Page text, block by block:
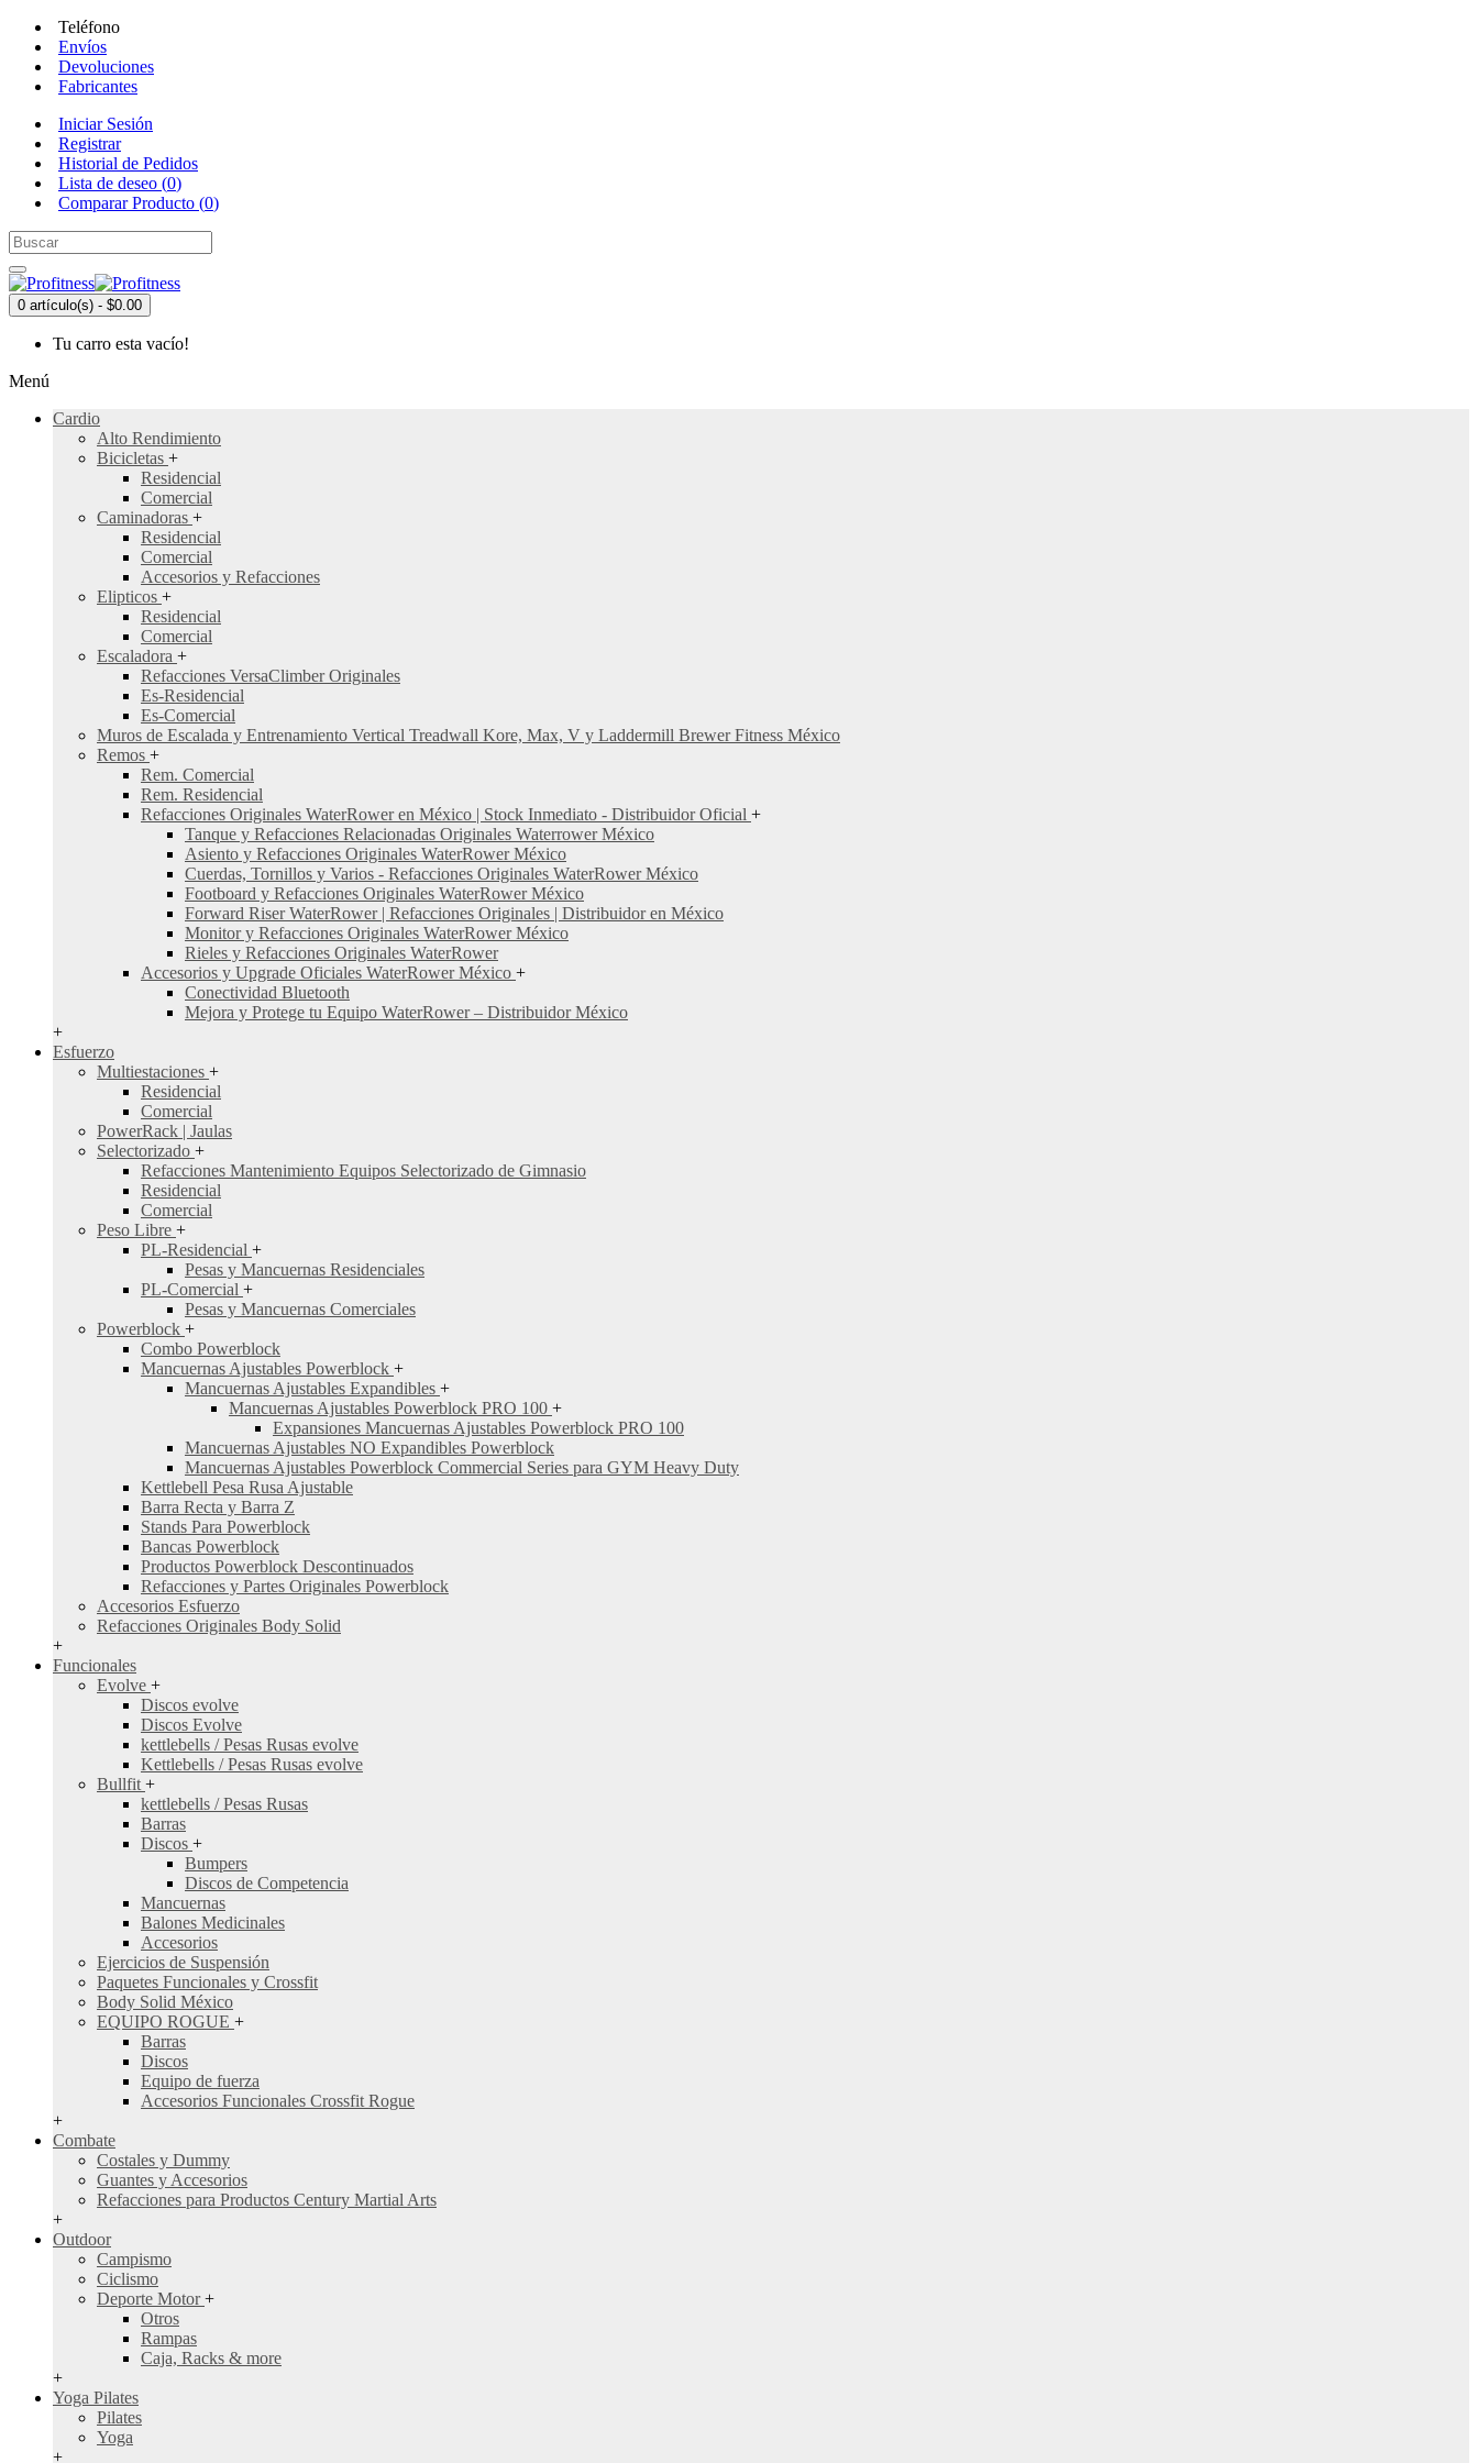
Teléfono
Envíos
Devoluciones
Fabricantes
Iniciar Sesión
Registrar
Historial de Pedidos
Lista de deseo (0)
Comparar Producto (0)
0 artículo(s) - $0.00
Tu carro esta vacío!
Menú
Cardio
Alto Rendimiento
Bicicletas +
Residencial
Comercial
Caminadoras +
Residencial
Comercial
Accesorios y Refacciones
Elipticos +
Residencial
Comercial
Escaladora +
Refacciones VersaClimber Originales
Es-Residencial
Es-Comercial
Muros de Escalada y Entrenamiento Vertical Treadwall Kore, Max, V y Laddermill Brewer Fitness México
Remos +
Rem. Comercial
Rem. Residencial
Refacciones Originales WaterRower en México | Stock Inmediato - Distribuidor Oficial +
Tanque y Refacciones Relacionadas Originales Waterrower México
Asiento y Refacciones Originales WaterRower México
Cuerdas, Tornillos y Varios - Refacciones Originales WaterRower México
Footboard y Refacciones Originales WaterRower México
Forward Riser WaterRower | Refacciones Originales | Distribuidor en México
Monitor y Refacciones Originales WaterRower México
Rieles y Refacciones Originales WaterRower
Accesorios y Upgrade Oficiales WaterRower México +
Conectividad Bluetooth
Mejora y Protege tu Equipo WaterRower – Distribuidor México
+
Esfuerzo
Multiestaciones +
Residencial
Comercial
PowerRack | Jaulas
Selectorizado +
Refacciones Mantenimiento Equipos Selectorizado de Gimnasio
Residencial
Comercial
Peso Libre +
PL-Residencial +
Pesas y Mancuernas Residenciales
PL-Comercial +
Pesas y Mancuernas Comerciales
Powerblock +
Combo Powerblock
Mancuernas Ajustables Powerblock +
Mancuernas Ajustables Expandibles +
Mancuernas Ajustables Powerblock PRO 100 +
Expansiones Mancuernas Ajustables Powerblock PRO 100
Mancuernas Ajustables NO Expandibles Powerblock
Mancuernas Ajustables Powerblock Commercial Series para GYM Heavy Duty
Kettlebell Pesa Rusa Ajustable
Barra Recta y Barra Z
Stands Para Powerblock
Bancas Powerblock
Productos Powerblock Descontinuados
Refacciones y Partes Originales Powerblock
Accesorios Esfuerzo
Refacciones Originales Body Solid
+
Funcionales
Evolve +
Discos evolve
Discos Evolve
kettlebells / Pesas Rusas evolve
Kettlebells / Pesas Rusas evolve
Bullfit +
kettlebells / Pesas Rusas
Barras
Discos +
Bumpers
Discos de Competencia
Mancuernas
Balones Medicinales
Accesorios
Ejercicios de Suspensión
Paquetes Funcionales y Crossfit
Body Solid México
EQUIPO ROGUE +
Barras
Discos
Equipo de fuerza
Accesorios Funcionales Crossfit Rogue
+
Combate
Costales y Dummy
Guantes y Accesorios
Refacciones para Productos Century Martial Arts
+
Outdoor
Campismo
Ciclismo
Deporte Motor+
Otros
Rampas
Caja, Racks & more
+
Yoga Pilates
Pilates
Yoga
+